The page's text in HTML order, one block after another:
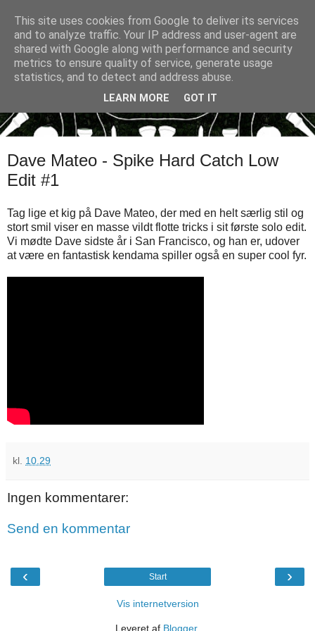
Dave Mateo - Spike Hard Catch Low
Edit #1
Tag lige et kig på Dave Mateo, der med en helt særlig stil og
stort smil viser en masse vildt flotte tricks i sit første solo edit.
Vi mødte Dave sidste år i San Francisco, og han er, udover
at være en fantastisk kendama spiller også en super cool fyr.
kl. 10.29
Ingen kommentarer:
Send en kommentar
‹ ›
Start
Vis internetversion
Leveret af Blogger.
This site uses cookies from Google to deliver its services
and to analyze traffic. Your IP address and user-agent are
shared with Google along with performance and security
metrics to ensure quality of service, generate usage
statistics, and to detect and address abuse.
LEARN MORE GOT IT